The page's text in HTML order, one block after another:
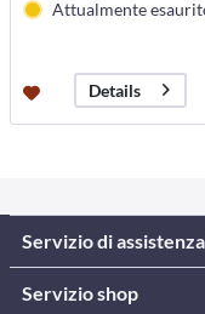
Attualmente
Details
Servizio di
Servizio shop